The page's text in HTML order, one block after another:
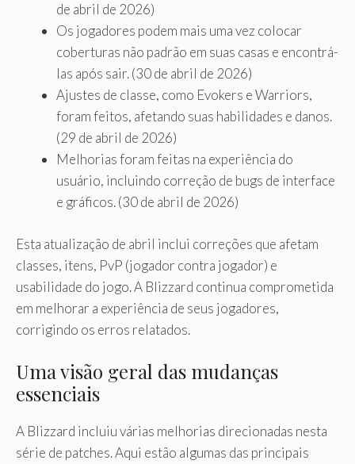
de abril de 2026)
Os jogadores podem mais uma vez colocar
coberturas não padrão em suas casas e encontrá-
las após sair. (30 de abril de 2026)
Ajustes de classe, como Evokers e Warriors,
foram feitos, afetando suas habilidades e danos.
(29 de abril de 2026)
Melhorias foram feitas na experiência do
usuário, incluindo correção de bugs de interface
e gráficos. (30 de abril de 2026)
Esta atualização de abril inclui correções que afetam
classes, itens, PvP (jogador contra jogador) e
usabilidade do jogo. A Blizzard continua comprometida
em melhorar a experiência de seus jogadores,
corrigindo os erros relatados.
Uma visão geral das mudanças
essenciais
A Blizzard incluiu várias melhorias direcionadas nesta
série de patches. Aqui estão algumas das principais